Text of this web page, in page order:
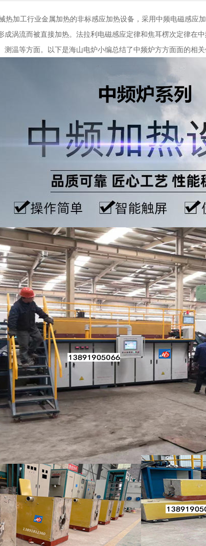
加工行业金属加热的非标感应加热设备，采用中频电磁感应
成涡流而被直接加热。法拉利电磁感应定律和焦耳楞次定律在
测温等方面。以下是海山电炉小编总结了中频炉方方面面的相